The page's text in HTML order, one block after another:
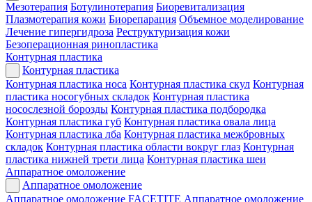
Мезотерапия Ботулинотерапия Биоревитализация
Плазмотерапия кожи Биорепарация Объемное моделирование
Лечение гипергидроза Реструктуризация кожи
Безоперационная ринопластика
Контурная пластика
Контурная пластика
Контурная пластика носа Контурная пластика скул Контурная
пластика носогубных складок Контурная пластика
носослезной борозды Контурная пластика подбородка
Контурная пластика губ Контурная пластика овала лица
Контурная пластика лба Контурная пластика межбровных
складок Контурная пластика области вокруг глаз Контурная
пластика нижней трети лица Контурная пластика шеи
Аппаратное омоложение
Аппаратное омоложение
Аппаратное омоложение FACETITE Аппаратное омоложение